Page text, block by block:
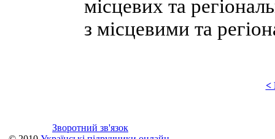
місцевих та
з місцевими та
<
Зворотний зв'язок